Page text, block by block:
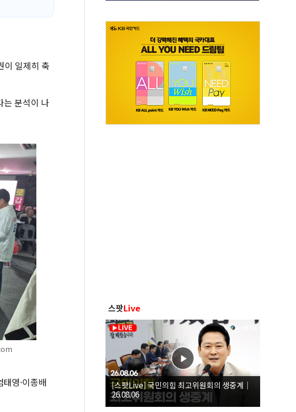
이 일제히 축
는 분석이 나
영·이종배
스팟Live
[스팟Live] 국민의힘 최고위원회의 생중계｜
26.08.06